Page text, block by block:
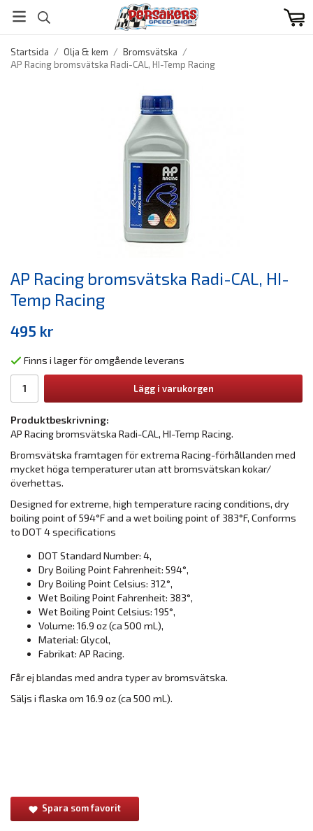
Startsida / Olja & kem / Bromsvätska /
AP Racing bromsvätska Radi-CAL, HI-Temp Racing
AP Racing bromsvätska Radi-CAL, HI-
Temp Racing
495 kr
Finns i lager för omgående leverans
Lägg i varukorgen
Produktbeskrivning:
AP Racing bromsvätska Radi-CAL, HI-Temp Racing.
Bromsvätska framtagen för extrema Racing-förhållanden med
mycket höga temperaturer utan att bromsvätskan kokar/
överhettas.
Designed for extreme, high temperature racing conditions, dry
boiling point of 594°F and a wet boiling point of 383°F, Conforms
to DOT 4 specifications
DOT Standard Number: 4,
Dry Boiling Point Fahrenheit: 594°,
Dry Boiling Point Celsius: 312°,
Wet Boiling Point Fahrenheit: 383°,
Wet Boiling Point Celsius: 195°,
Volume: 16.9 oz (ca 500 mL),
Material: Glycol,
Fabrikat: AP Racing.
Får ej blandas med andra typer av bromsvätska.
Säljs i flaska om 16.9 oz (ca 500 mL).
Spara som favorit